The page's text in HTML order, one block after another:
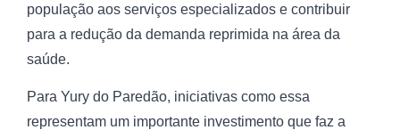
população aos serviços especializados e contribuir
para a redução da demanda reprimida na área da
saúde.
Para Yury do Paredão, iniciativas como essa
representam um importante investimento que faz a